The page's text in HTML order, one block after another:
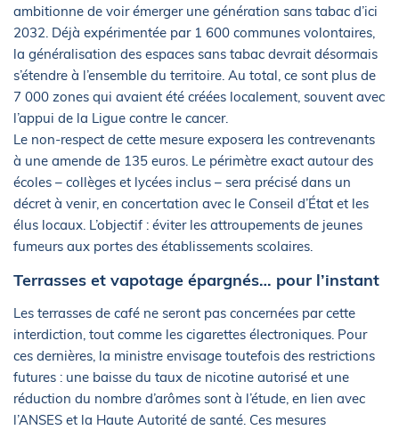
ambitionne de voir émerger une génération sans tabac d’ici
2032. Déjà expérimentée par 1 600 communes volontaires,
la généralisation des espaces sans tabac devrait désormais
s’étendre à l’ensemble du territoire. Au total, ce sont plus de
7 000 zones qui avaient été créées localement, souvent avec
l’appui de la Ligue contre le cancer.
Le non-respect de cette mesure exposera les contrevenants
à une amende de 135 euros. Le périmètre exact autour des
écoles – collèges et lycées inclus – sera précisé dans un
décret à venir, en concertation avec le Conseil d’État et les
élus locaux. L’objectif : éviter les attroupements de jeunes
fumeurs aux portes des établissements scolaires.
Terrasses et vapotage épargnés… pour l’instant
Les terrasses de café ne seront pas concernées par cette
interdiction, tout comme les cigarettes électroniques. Pour
ces dernières, la ministre envisage toutefois des restrictions
futures : une baisse du taux de nicotine autorisé et une
réduction du nombre d’arômes sont à l’étude, en lien avec
l’ANSES et la Haute Autorité de santé. Ces mesures